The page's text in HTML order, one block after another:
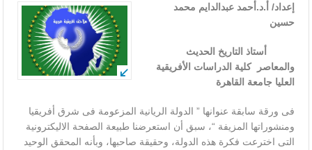
إعداد/ أ.د.أحمد عبدالدايم محمد
حسين
أستاذ التاريخ الحديث
والمعاصر
كلية الدراسات الأفريقية
العليا جامعة القاهرة
فى ورقة سابقة عنوانها ” الدولة الريانية المزعومة فى شرق أفريقيا
ومنشوراتها المزيفة “، سبق أن استعرضنا طبيعة الصفحة الاليكترونية
التى اخترعت فكرة هذه الدولة، وحقيقة صاحبها، وبأنه المحقق الوحيد